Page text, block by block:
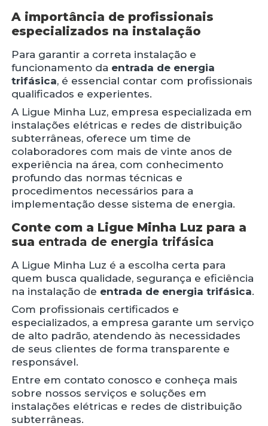
A importância de profissionais
especializados na instalação
Para garantir a correta instalação e
funcionamento da entrada de energia
trifásica, é essencial contar com profissionais
qualificados e experientes.
A Ligue Minha Luz, empresa especializada em
instalações elétricas e redes de distribuição
subterrâneas, oferece um time de
colaboradores com mais de vinte anos de
experiência na área, com conhecimento
profundo das normas técnicas e
procedimentos necessários para a
implementação desse sistema de energia.
Conte com a Ligue Minha Luz para a
sua entrada de energia trifásica
A Ligue Minha Luz é a escolha certa para
quem busca qualidade, segurança e eficiência
na instalação de entrada de energia trifásica.
Com profissionais certificados e
especializados, a empresa garante um serviço
de alto padrão, atendendo às necessidades
de seus clientes de forma transparente e
responsável.
Entre em contato conosco e conheça mais
sobre nossos serviços e soluções em
instalações elétricas e redes de distribuição
subterrâneas.